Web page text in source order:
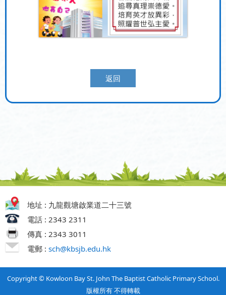
返回
地址 : 九龍觀塘啟業道二十三號
電話 : 2343 2311
傳真 : 2343 3011
電郵 : sch@kbsjb.edu.hk
Copyright © Kowloon Bay St. John The Baptist Catholic Primary School.
版權所有 不得轉載